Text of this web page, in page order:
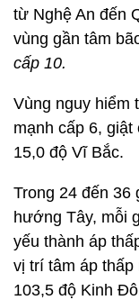
từ Nghệ An đến
vùng gần tâm
cấp 10.
Vùng nguy hiểm
mạnh cấp 6,
15,0 độ Vĩ Bắc.
Trong 24 đến 36
hướng Tây, mỗi
yếu thành áp
vị trí tâm áp
103,5 độ Kinh